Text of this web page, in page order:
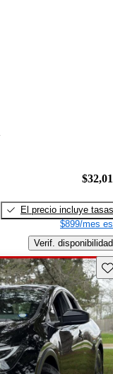
El precio incluye tasas
$899/mes
Verif. disponibilidad